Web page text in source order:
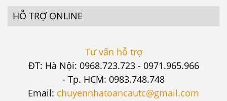
HỖ TRỢ ONLINE
Tư vấn hỗ trợ
ĐT: Hà Nội: 0968.723.723 - 0971.965.966
- Tp. HCM: 0983.748.748
Email: chuyennhatoancautc@gmail.com